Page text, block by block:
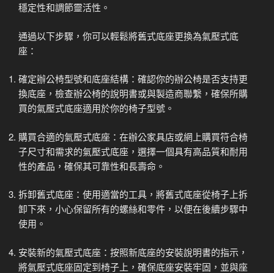
穩定性和調節靈活性。
通過以下步驟，你可以輕鬆將舊式底座更換為氣壓式底
座：
確定辦公椅型號和底座結構：確認你的辦公椅是否支持更
換底座，檢查辦公椅的說明書或與製造商聯繫，確保所購
買的氣壓式底座適用於你的椅子型號。
購買合適的氣壓式底座：在辦公家具店或網上購買符合椅
子尺寸和需求的氣壓式底座，選擇一個具有高品質和耐用
性的產品，確保其可靠性和長壽命。
拆卸舊式底座：使用適當的工具，將舊式底座從椅子上拆
卸下來，小心保留所有的螺絲和零件，以便在後續步驟中
使用。
安裝新的氣壓式底座：按照新底座的安裝說明書的指示，
將氣壓式底座固定到椅子上，確保底座安裝牢固，並與座